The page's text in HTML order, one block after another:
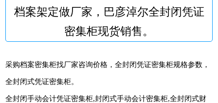
档案架定做厂家，巴彦淖尔全封闭凭证
密集柜现货销售。
采购档案密集柜找厂家咨询价格，全封闭凭证密集柜规格参数，
全封闭式凭证密集柜。
全封闭手动会计凭证密集柜,封闭式手动会计密集柜,全封闭式财